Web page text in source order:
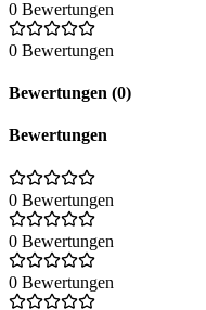
0 Bewertungen
0 Bewertungen
Bewertungen (0)
Bewertungen
0 Bewertungen
0 Bewertungen
0 Bewertungen